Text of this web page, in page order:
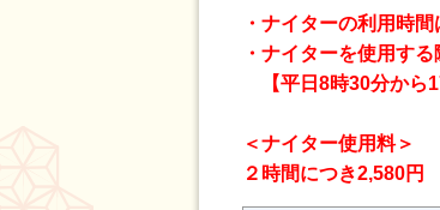
・ナイターの利用時
・ナイターを使用す
【平日8時30分から
＜ナイター使用料＞
２時間につき2,580円